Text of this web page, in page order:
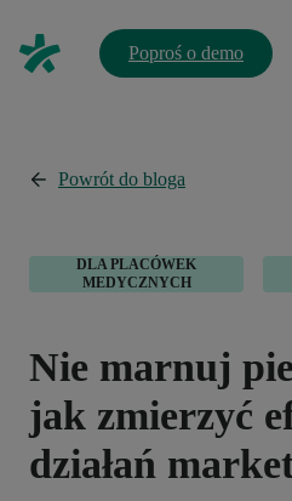
Poproś o demo
Powrót do bloga
DLA PLACÓWEK
MEDYCZNYCH
Nie marnuj
jak zmierzyć
działań